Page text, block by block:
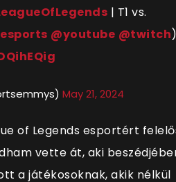
| T1 vs.
@youtube @twitch
May 21, 2024
of Legends esportért
vette át, aki
a játékosoknak, akik nélkül